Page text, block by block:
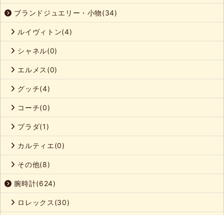
ブランドジュエリー・小物(34)
ルイヴィトン(4)
シャネル(0)
エルメス(0)
グッチ(4)
コーチ(0)
プラダ(1)
カルティエ(0)
その他(8)
腕時計(624)
ロレックス(30)